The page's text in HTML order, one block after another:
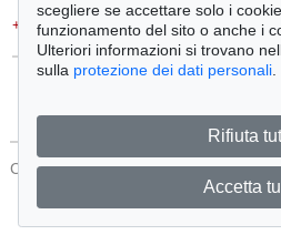
+ Contattare esperti
CONTATTI Protezione Dei Dati
scegliere se accettare solo i
funzionamento del sito o anche i
Ulteriori informazioni si trovano
sulla protezione dei dati personali
Rifiuta
Accetta